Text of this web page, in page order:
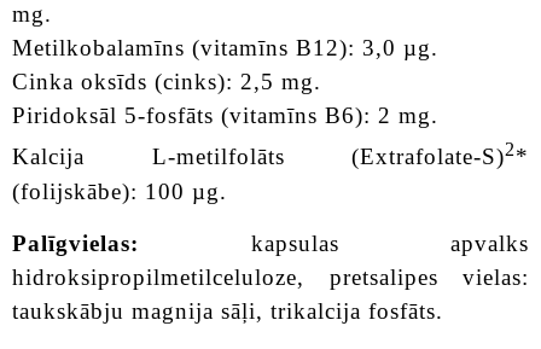
mg.
Metilkobalamīns (vitamīns B12): 3,0 µg.
Cinka oksīds (cinks): 2,5 mg.
Piridoksāl 5-fosfāts (vitamīns B6): 2 mg.
Kalcija L-metilfolāts (Extrafolate-S)2*
(folijskābe): 100 µg.
Palīgvielas: kapsulas apvalks
hidroksipropilmetilceluloze, pretsalipes vielas:
taukskābju magnija sāļi, trikalcija fosfāts.